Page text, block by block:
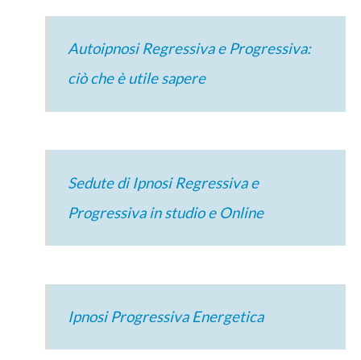
Autoipnosi Regressiva e Progressiva:
ciò che è utile sapere
Sedute di Ipnosi Regressiva e
Progressiva in studio e Online
Ipnosi Progressiva Energetica